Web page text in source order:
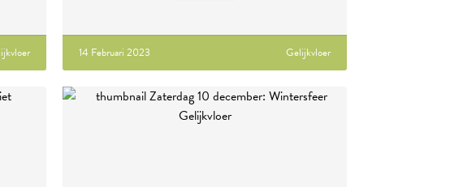
14 Februari 2023 Gelijkvloer